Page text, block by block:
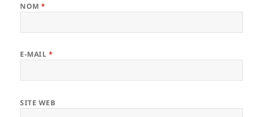
NOM*
E-MAIL *
SITE WEB